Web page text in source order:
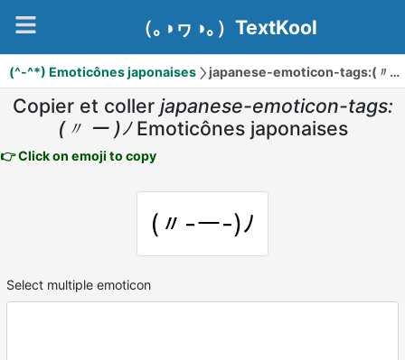
（｡◑ヮ◑｡）TextKool
(^-^*) Emoticônes japonaises japanese-emoticon-tags:(〃 ー )ﾉ
Copier et coller japanese-emoticon-tags:
(〃 ー )ﾉ Emoticônes japonaises
👉 Click on emoji to copy
(〃-ー-)ﾉ
Select multiple emoticon